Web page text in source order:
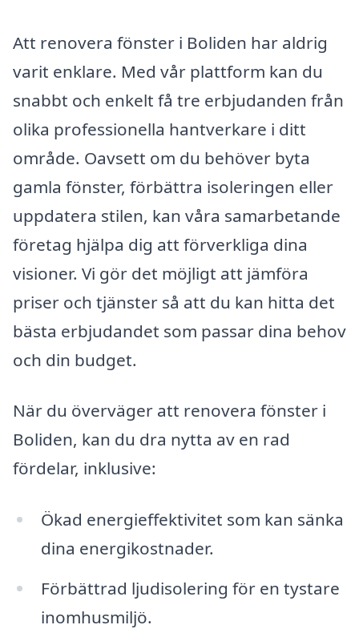
Att renovera fönster i Boliden har aldrig
varit enklare. Med vår plattform kan du
snabbt och enkelt få tre erbjudanden från
olika professionella hantverkare i ditt
område. Oavsett om du behöver byta
gamla fönster, förbättra isoleringen eller
uppdatera stilen, kan våra samarbetande
företag hjälpa dig att förverkliga dina
visioner. Vi gör det möjligt att jämföra
priser och tjänster så att du kan hitta det
bästa erbjudandet som passar dina behov
och din budget.
När du överväger att renovera fönster i
Boliden, kan du dra nytta av en rad
fördelar, inklusive:
Ökad energieffektivitet som kan sänka
dina energikostnader.
Förbättrad ljudisolering för en tystare
inomhusmiljö.